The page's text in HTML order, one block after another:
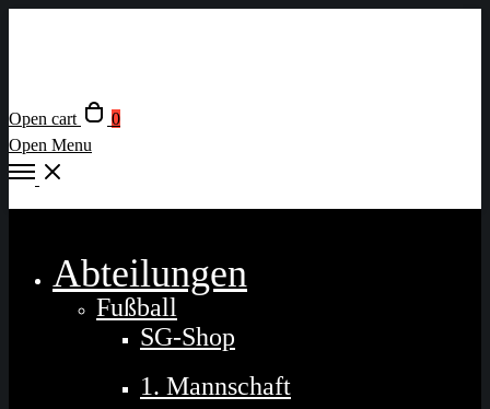
Open cart
0
Open Menu
Abteilungen
Fußball
SG-Shop
1. Mannschaft